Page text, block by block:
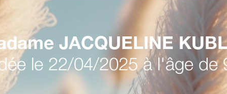
JACQUELINE
le 22/04/2025 à l'âge de